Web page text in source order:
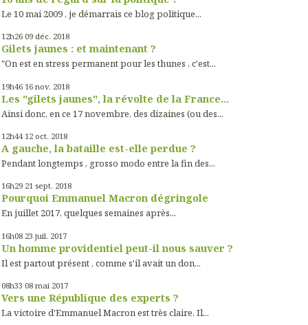
Le 10 mai 2009 , je démarrais ce blog politique...
12h26 09 déc. 2018
Gilets jaunes : et maintenant ?
"On est en stress permanent pour les thunes , c'est...
19h46 16 nov. 2018
Les "gilets jaunes", la révolte de la France...
Ainsi donc, en ce 17 novembre, des dizaines (ou des...
12h44 12 oct. 2018
A gauche, la bataille est-elle perdue ?
Pendant longtemps , grosso modo entre la fin des...
16h29 21 sept. 2018
Pourquoi Emmanuel Macron dégringole
En juillet 2017, quelques semaines après...
16h08 23 juil. 2017
Un homme providentiel peut-il nous sauver ?
Il est partout présent , comme s'il avait un don...
08h33 08 mai 2017
Vers une République des experts ?
La victoire d'Emmanuel Macron est très claire. Il...